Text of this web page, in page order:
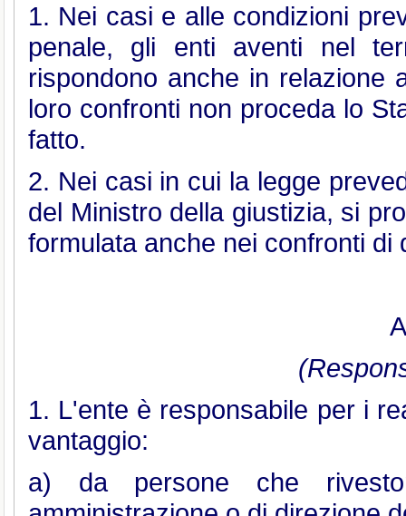
1. Nei casi e alle condizioni
penale, gli enti aventi nel
rispondono anche in relazione
loro confronti non proceda lo
fatto.
2. Nei casi in cui la legge
del Ministro della giustizia, si
formulata anche nei confronti di
1. L'ente è responsabile per i
vantaggio:
a) da persone che